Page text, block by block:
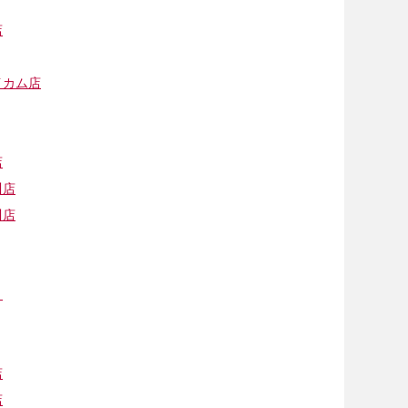
ム店